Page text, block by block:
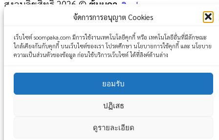
จัดการการอนุญาต Cookies
เว็บไซต์ soompaka.com มีการใช้งานเทคโนโลยีคุกกี้ หรือ เทคโนโลยีอื่นที่มีลักษณะ
ใกล้เคียงกันกับคุกกี้ บนเว็บไซต์ของเรา โปรดศึกษา นโยบายการใช้คุกกี้ และ นโยบาย
ความเป็นส่วนตัวของข้อมูล ก่อนใช้บริการเว็บไซต์ ได้ที่ลิงค์ด้านล่าง
ยอมรับ
ปฏิเสธ
ดูรายละเอียด
สงวนลิขสิทธิ์ 2026 © ซุ้มผกา ติดต่อเรา
Login
Username or email address*
Password*
Remember me